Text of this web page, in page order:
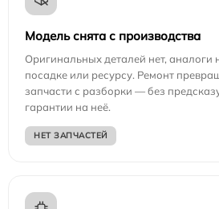
Модель снята с производства
Оригинальных деталей нет, аналоги
посадке или ресурсу. Ремонт
запчасти с разборки — без
гарантии на неё.
НЕТ ЗАПЧАСТЕЙ